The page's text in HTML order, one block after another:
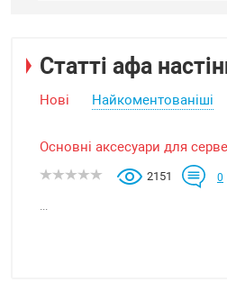
Статті афа
Нові Найкоментованіші
Основні аксесуари для
2151 0